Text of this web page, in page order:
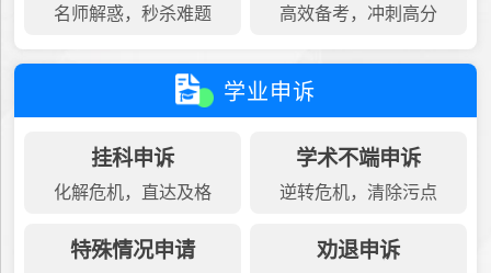
名师解惑，秒杀难题 高效备考，冲刺高分
学业申诉
挂科申诉
化解危机，直达及格
学术不端申诉
逆转危机，清除污点
特殊情况申请 劝退申诉